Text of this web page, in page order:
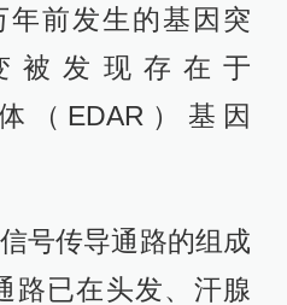
前发生的基因突
被发现存在于
（EDAR）基因
号传导通路的组成
路已在头发、汗腺